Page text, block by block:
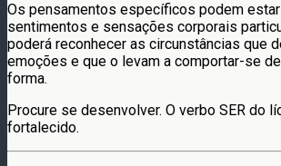
Os pensamentos específicos podem
sentimentos e sensações corporais
poderá reconhecer as circunstâncias que
emoções e que o levam a comportar-se
forma.
Procure se desenvolver. O verbo SER do
fortalecido.